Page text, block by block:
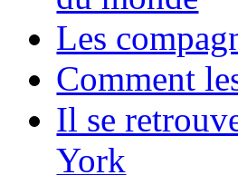
Les
Comment
Il se
York